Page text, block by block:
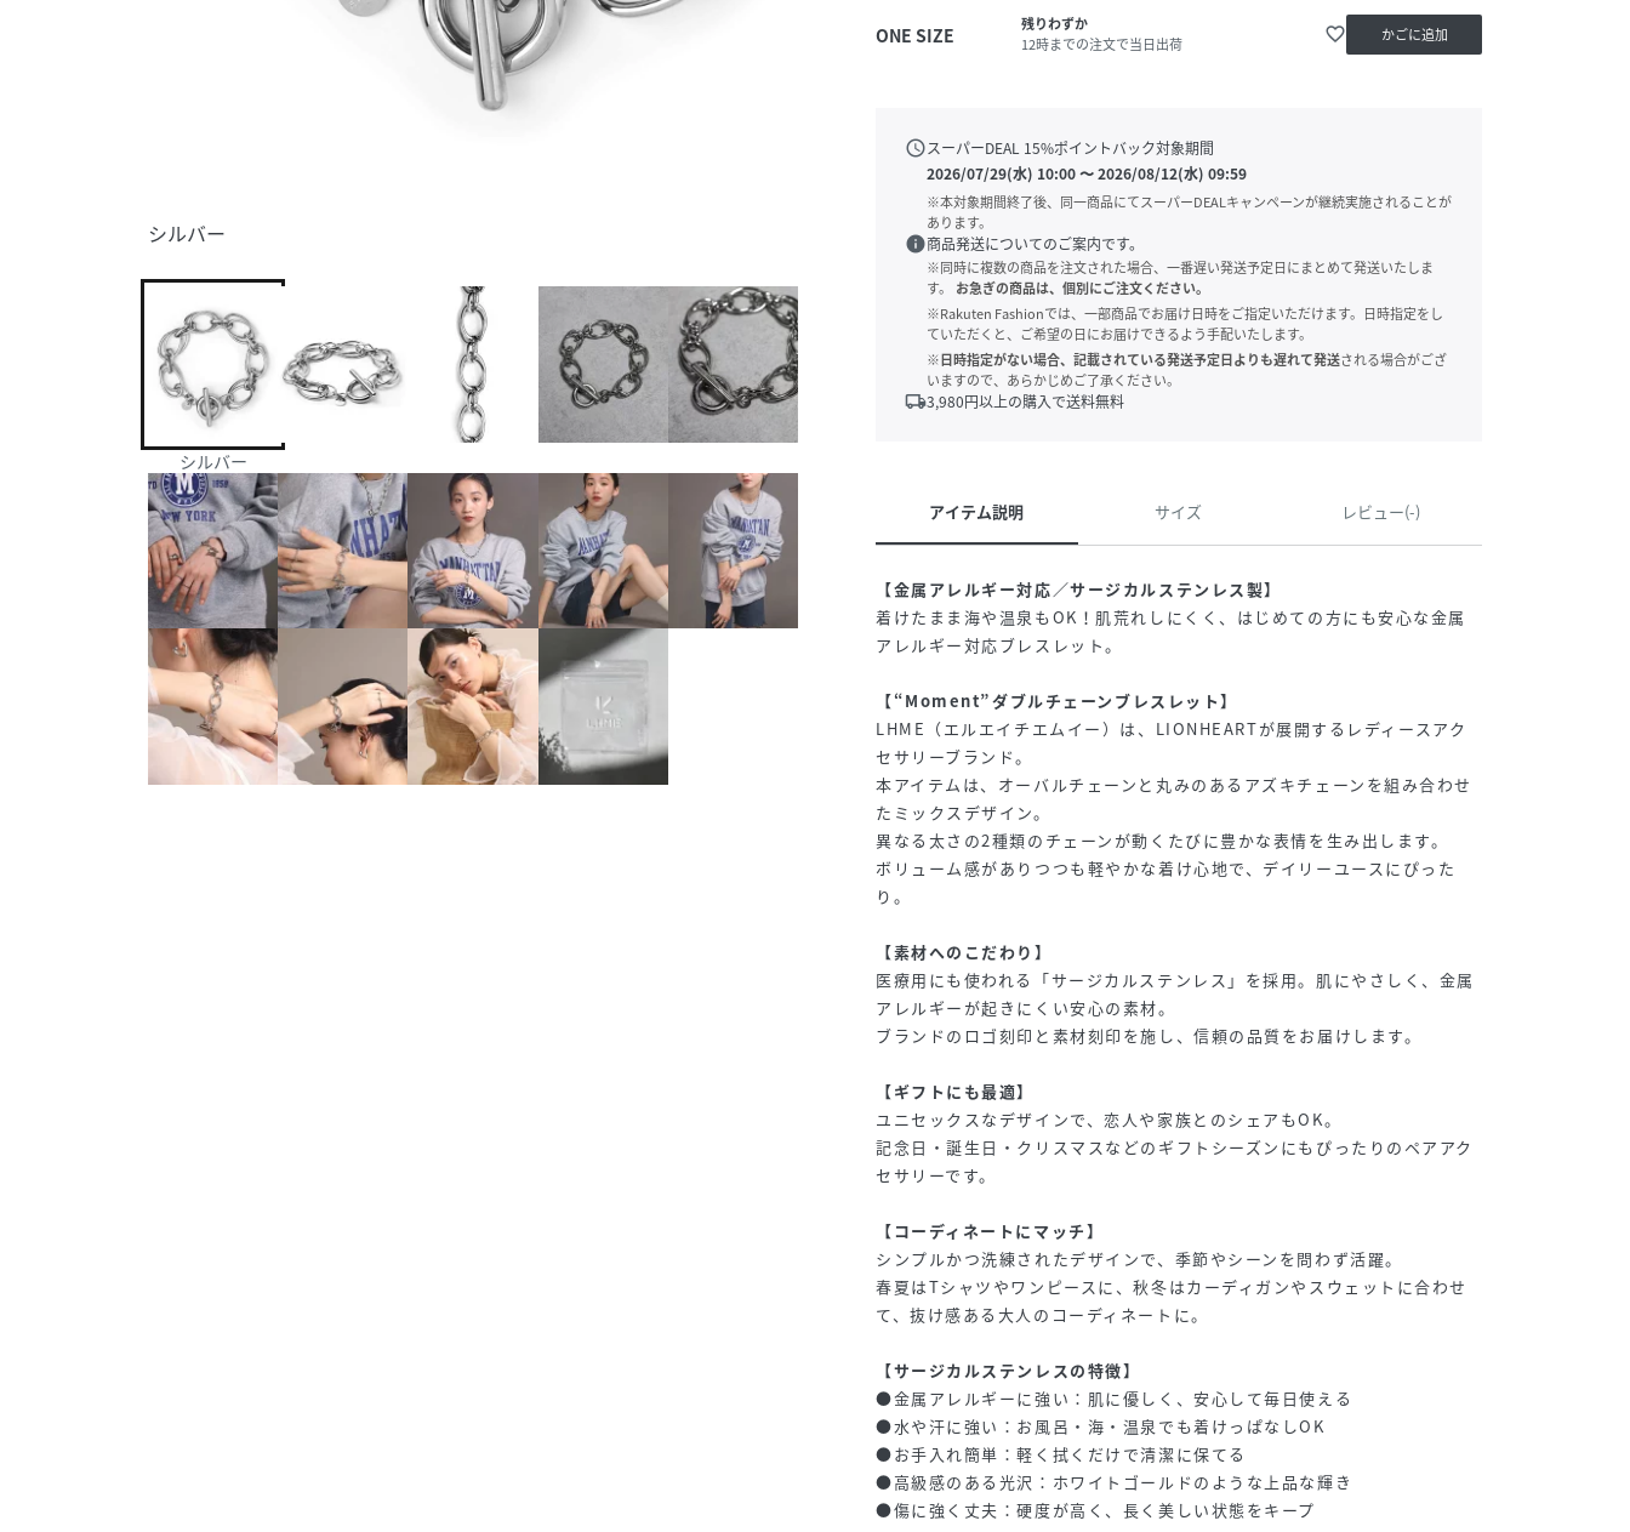
シルバー
シルバー
ONE SIZE
残りわずか
12時までの注文で当日出荷
favorite_border かごに追加
scheduleスーパーDEAL 15%ポイントバック対象期間
2026/07/29(水) 10:00〜2026/08/12(水) 09:59
※本対象期間終了後、同一商品にてスーパーDEALキャンペーンが継続実施されることが
あります。
info商品発送についてのご案内です。
※同時に複数の商品を注文された場合、一番遅い発送予定日にまとめて発送いたしま
す。
お急ぎの商品は、個別にご注文ください。
※Rakuten Fashionでは、一部商品でお届け日時をご指定いただけます。日時指定をし
ていただくと、ご希望の日にお届けできるよう手配いたします。
※日時指定がない場合、記載されている発送予定日よりも遅れて発送される場合がござ
いますので、あらかじめご了承ください。
local_shipping3,980円以上の購入で送料無料
アイテム説明 サイズ レビュー(-)
【金属アレルギー対応／サージカルステンレス製】
着けたまま海や温泉もOK！肌荒れしにくく、はじめての方にも安心な金属
アレルギー対応ブレスレット。
【“Moment”ダブルチェーンブレスレット】
LHME（エルエイチエムイー）は、LIONHEARTが展開するレディースアク
セサリーブランド。
本アイテムは、オーバルチェーンと丸みのあるアズキチェーンを組み合わせ
たミックスデザイン。
異なる太さの2種類のチェーンが動くたびに豊かな表情を生み出します。
ボリューム感がありつつも軽やかな着け心地で、デイリーユースにぴった
り。
【素材へのこだわり】
医療用にも使われる「サージカルステンレス」を採用。肌にやさしく、金属
アレルギーが起きにくい安心の素材。
ブランドのロゴ刻印と素材刻印を施し、信頼の品質をお届けします。
【ギフトにも最適】
ユニセックスなデザインで、恋人や家族とのシェアもOK。
記念日・誕生日・クリスマスなどのギフトシーズンにもぴったりのペアアク
セサリーです。
【コーディネートにマッチ】
シンプルかつ洗練されたデザインで、季節やシーンを問わず活躍。
春夏はTシャツやワンピースに、秋冬はカーディガンやスウェットに合わせ
て、抜け感ある大人のコーディネートに。
【サージカルステンレスの特徴】
●金属アレルギーに強い：肌に優しく、安心して毎日使える
●水や汗に強い：お風呂・海・温泉でも着けっぱなしOK
●お手入れ簡単：軽く拭くだけで清潔に保てる
●高級感のある光沢：ホワイトゴールドのような上品な輝き
●傷に強く丈夫：硬度が高く、長く美しい状態をキープ